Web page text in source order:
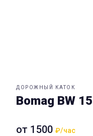
ДОРОЖНЫЙ КАТОК
Bomag BW
от 1500₽/час